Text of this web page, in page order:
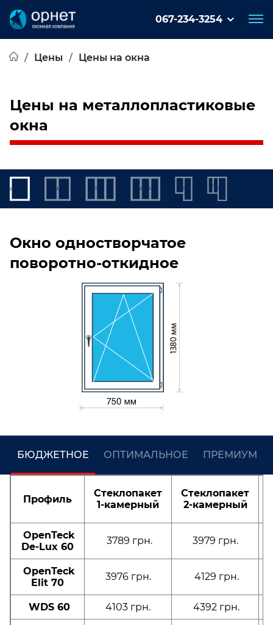
067-234-3254
Цены Цены на окна
Цены на металлопластиковые
окна
Окно одностворчатое
поворотно-откидное
БЮДЖЕТНОЕ ОПТИМАЛЬНОЕ ПРЕМИУМ
Профиль
Стеклопакет
1-камерный
Стеклопакет
2-камерный
OpenTeck
De-Lux 60
3789 грн. 3979 грн.
OpenTeck
Elit 70
3976 грн. 4129 грн.
WDS 60 4103 грн. 4392 грн.